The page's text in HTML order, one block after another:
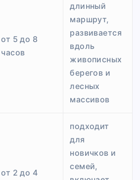
от 5 до 8
часов
длинный
маршрут,
развивается
вдоль
живописных
берегов и
лесных
массивов
от 2 до 4
подходит
для
новичков и
семей,